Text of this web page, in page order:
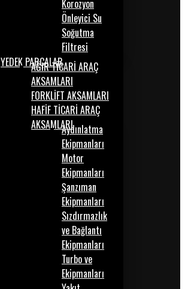
Korozyon
Önleyici Su
Soğutma
Filtresi
YEDEK PARÇALARAĞIR TİCARİ ARAÇ
AKSAMLARI
FORKLİFT AKSAMLARI
HAFİF TİCARİ ARAÇ
AKSAMLARIAydınlatma
Ekipmanları
Motor
Ekipmanları
Şanzıman
Ekipmanları
Sızdırmazlık
ve Bağlantı
Ekipmanları
Turbo ve
Ekipmanları